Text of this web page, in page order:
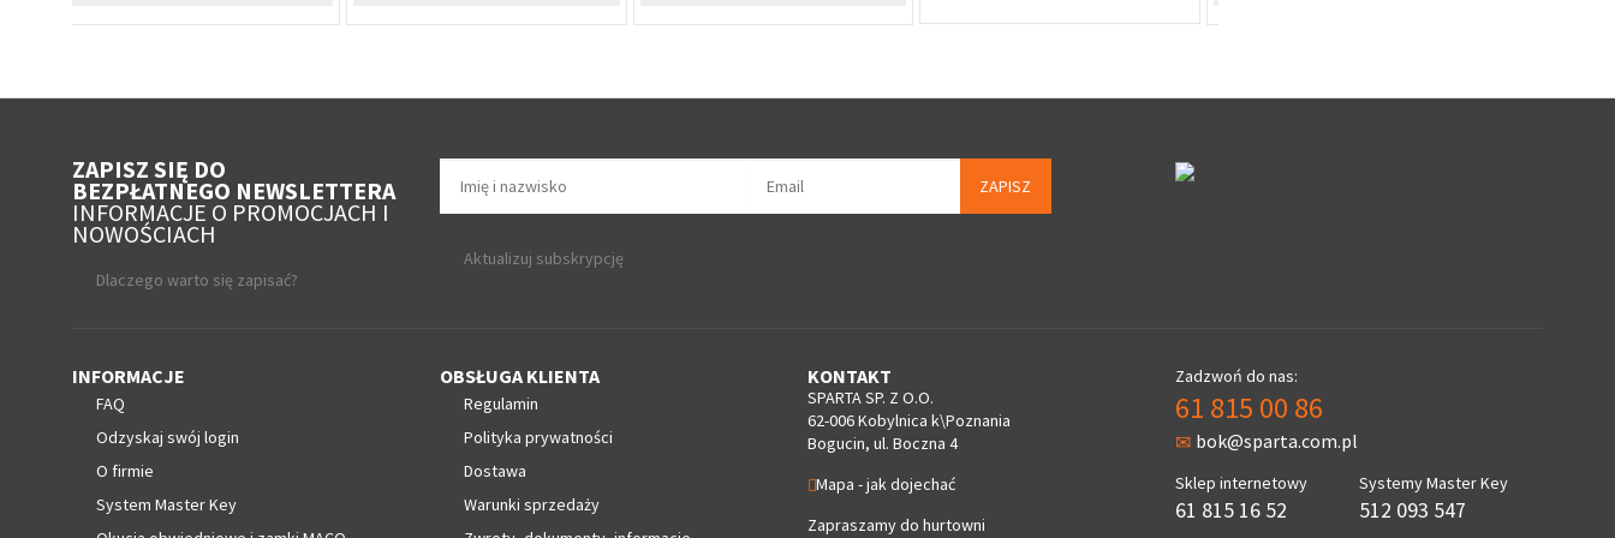
ZAPISZ SIĘ DO
BEZPŁATNEGO NEWSLETTERA
INFORMACJE O PROMOCJACH I
NOWOŚCIACH
Dlaczego warto się zapisać?
ZAPISZ
Aktualizuj subskrypcję
INFORMACJE
FAQ
Odzyskaj swój login
O firmie
System Master Key
OBSŁUGA KLIENTA
Regulamin
Polityka prywatności
Dostawa
Warunki sprzedaży
KONTAKT
SPARTA SP. Z O.O.
62-006 Kobylnica k\Poznania
Bogucin, ul. Boczna 4
Mapa - jak dojechać
Zapraszamy do hurtowni
Zadzwoń do nas:
61 815 00 86
bok@sparta.com.pl
Sklep internetowy
61 815 16 52
Systemy Master Key
512 093 547